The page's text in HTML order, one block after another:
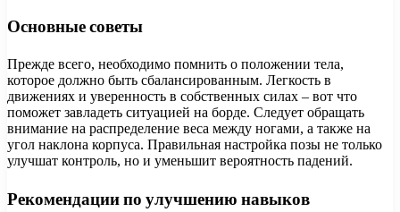
Основные советы
Прежде всего, необходимо помнить о положении тела,
которое должно быть сбалансированным. Легкость в
движениях и уверенность в собственных силах – вот что
поможет завладеть ситуацией на борде. Следует обращать
внимание на распределение веса между ногами, а также на
угол наклона корпуса. Правильная настройка позы не только
улучшат контроль, но и уменьшит вероятность падений.
Рекомендации по улучшению навыков